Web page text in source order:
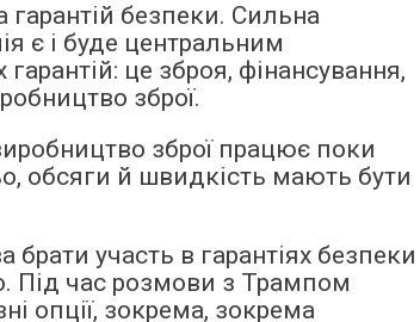
гарантій безпеки. Сильна
є і буде центральним
це зброя, фінансування,
зброї.
зброї працює поки
обсяги й швидкість мають бути
брати участь в гарантіях безпеки
Під час розмови з Трампом
опції, зокрема, зокрема